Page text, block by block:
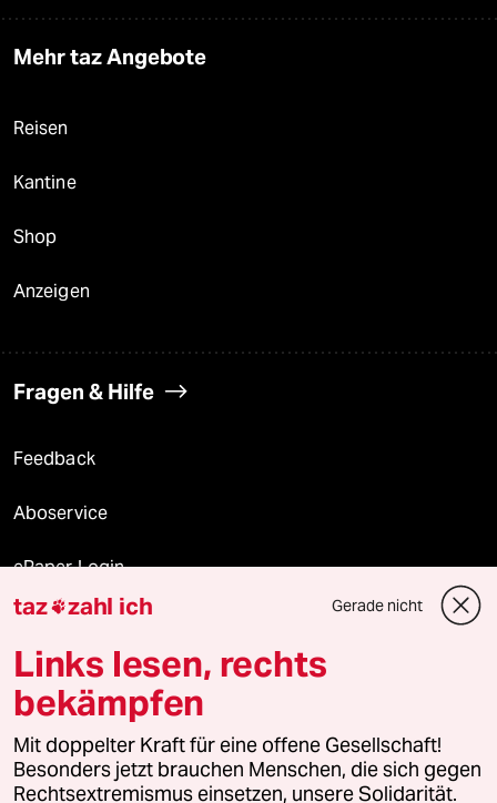
Mehr taz Angebote
Reisen
Kantine
Shop
Anzeigen
Fragen & Hilfe
Feedback
Aboservice
ePaper Login
Downloads für Abonnierende
© 2026 taz Verlags und Vertriebs GmbH
Alle Rechte vorbehalten. Bei rechtlichen Fragen oder für Genehmigungen
wenden Sie sich bitte an
lizenzen@taz.de
taz zahl ich Gerade nicht
Links lesen, rechts
bekämpfen
Mit doppelter Kraft für eine offene Gesellschaft!
Besonders jetzt brauchen Menschen, die sich gegen
Rechtsextremismus einsetzen, unsere Solidarität.